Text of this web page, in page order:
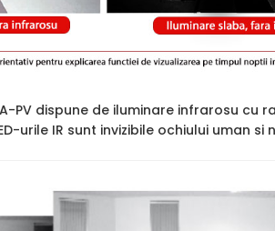
PV dispune de iluminare infrarosu cu
urile IR sunt invizibile ochiului uman si